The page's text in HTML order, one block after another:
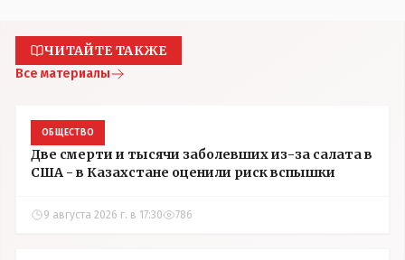
ЧИТАЙТЕ ТАКЖЕ
Все материалы
ОБЩЕСТВО
Две смерти и тысячи заболевших из-за салата в
США - в Казахстане оценили риск вспышки
9 августа 2026 г. в 17:30 786